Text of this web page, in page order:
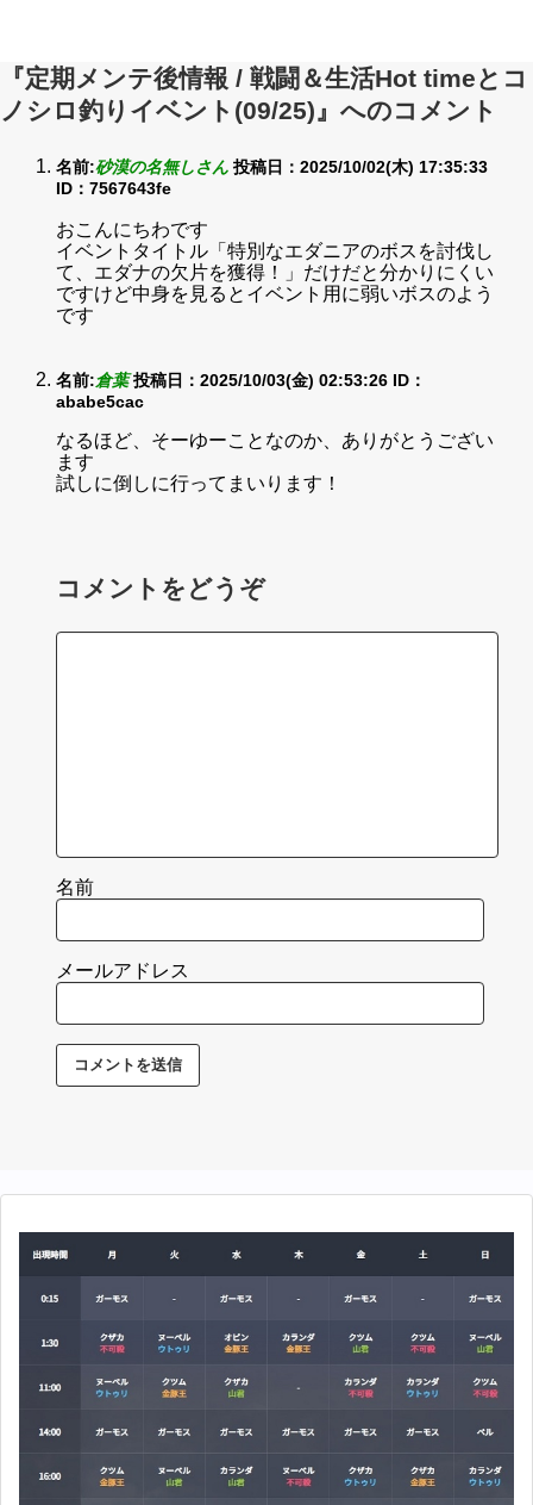
『定期メンテ後情報 / 戦闘＆生活Hot timeとコ
ノシロ釣りイベント(09/25)』へのコメント
名前:砂漠の名無しさん 投稿日：2025/10/02(木) 17:35:33
ID：7567643fe
おこんにちわです
イベントタイトル「特別なエダニアのボスを討伐し
て、エダナの欠片を獲得！」だけだと分かりにくい
ですけど中身を見るとイベント用に弱いボスのよう
です
名前:倉葉 投稿日：2025/10/03(金) 02:53:26 ID：
ababe5cac
なるほど、そーゆーことなのか、ありがとうござい
ます
試しに倒しに行ってまいります！
コメントをどうぞ
名前
メールアドレス